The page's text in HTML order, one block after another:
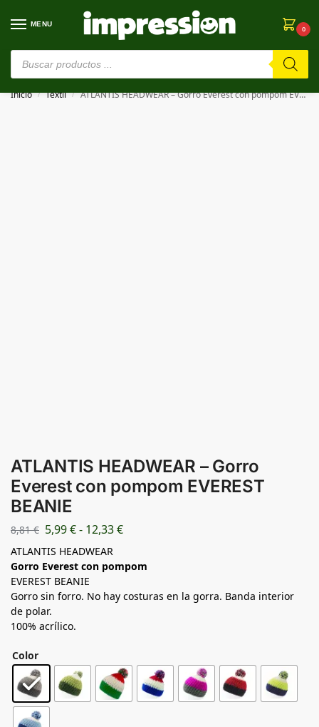
MENU
0
⚠️ Estamos en pruebas. Si algo falla, ¡Perdón!⚠️
Inicio / Textil / ATLANTIS HEADWEAR – Gorro Everest con pompom EVEREST BEANIE
ATLANTIS HEADWEAR – Gorro
Everest con pompom EVEREST
BEANIE
8,81€ 5,99€- 12,33€
ATLANTIS HEADWEAR
Gorro Everest con pompom
EVEREST BEANIE
Gorro sin forro. No hay costuras en la gorra. Banda interior
de polar.
100% acrílico.
Color